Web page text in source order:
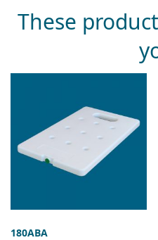
These
180ABA